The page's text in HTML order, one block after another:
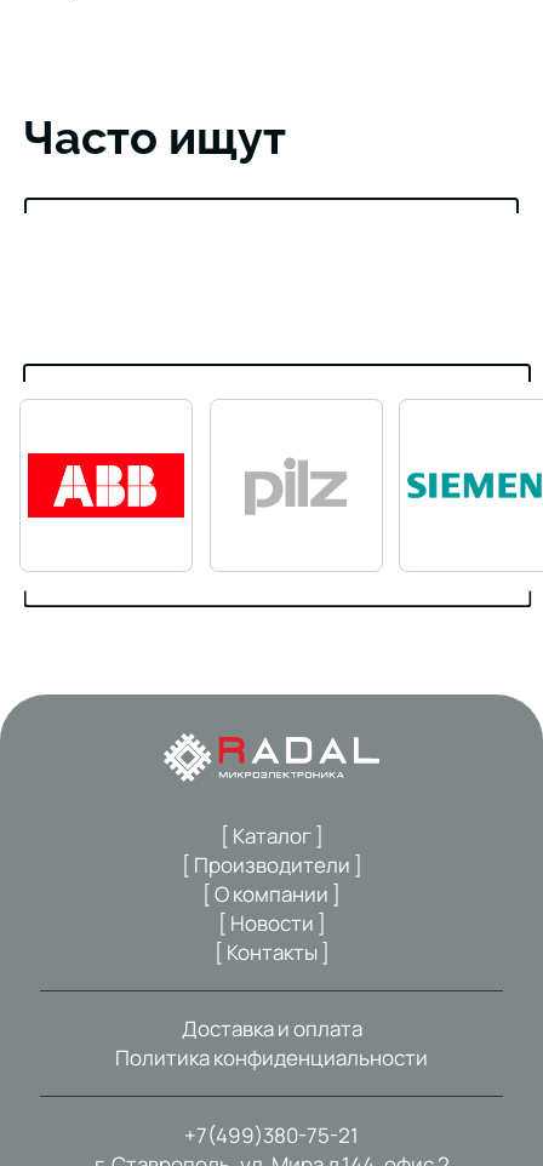
Часто ищут
+7(499)380-75-21
[ Каталог ]
[ Производители ]
[ О компании ]
[ Новости ]
[ Контакты ]
Доставка и оплата
Политика конфиденциальности